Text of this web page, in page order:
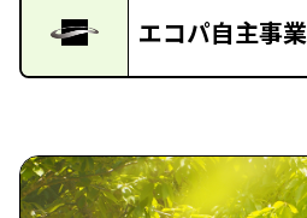
エコパ自主事業